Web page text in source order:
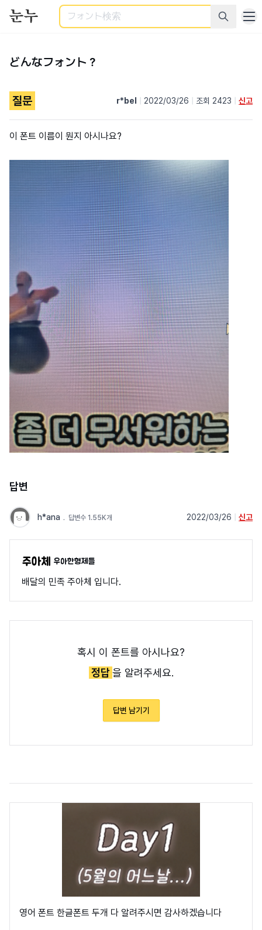
検索
どんなフォント？
질문 r*bel 2022/03/26 조회 2423 신고
이 폰트 이름이 뭔지 아시나요?
답변
h*ana ﹒ 답변수 1.55K개 2022/03/26 신고
우아한형제들
배달의 민족 주아체 입니다.
혹시 이 폰트를 아시나요?
정답을 알려주세요.
답변 남기기
영어 폰트 한글폰트 두개 다 알려주시면 감사하겠습니다